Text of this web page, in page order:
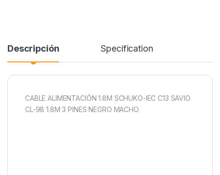
Descripción Specification
CABLE ALIMENTACIÓN 1.8M SCHUKO-IEC C13 SAVIO
CL-98 1.8M 3 PINES NEGRO MACHO